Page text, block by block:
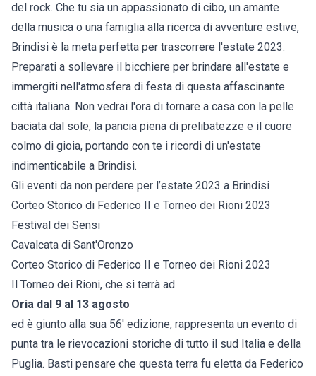
del rock. Che tu sia un appassionato di cibo, un amante
della musica o una famiglia alla ricerca di avventure estive,
Brindisi è la meta perfetta per trascorrere l'estate 2023.
Preparati a sollevare il bicchiere per brindare all'estate e
immergiti nell'atmosfera di festa di questa affascinante
città italiana. Non vedrai l'ora di tornare a casa con la pelle
baciata dal sole, la pancia piena di prelibatezze e il cuore
colmo di gioia, portando con te i ricordi di un'estate
indimenticabile a Brindisi.
Gli eventi da non perdere per l’estate 2023 a Brindisi
Corteo Storico di Federico II e Torneo dei Rioni 2023
Festival dei Sensi
Cavalcata di Sant'Oronzo
Corteo Storico di Federico II e Torneo dei Rioni 2023
Il Torneo dei Rioni, che si terrà ad
Oria dal 9 al 13 agosto
ed è giunto alla sua 56' edizione, rappresenta un evento di
punta tra le rievocazioni storiche di tutto il sud Italia e della
Puglia. Basti pensare che questa terra fu eletta da Federico